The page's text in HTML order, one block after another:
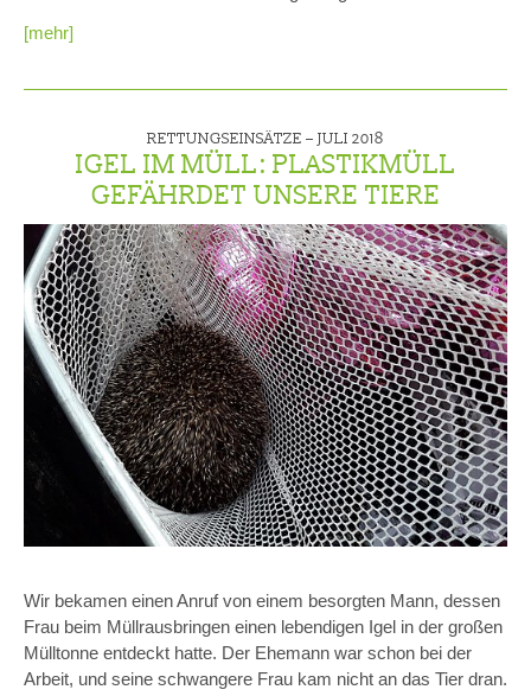
[mehr]
RETTUNGSEINSÄTZE – JULI 2018
IGEL IM MÜLL: PLASTIKMÜLL
GEFÄHRDET UNSERE TIERE
Wir bekamen einen Anruf von einem besorgten Mann, dessen
Frau beim Müllrausbringen einen lebendigen Igel in der großen
Mülltonne entdeckt hatte. Der Ehemann war schon bei der
Arbeit, und seine schwangere Frau kam nicht an das Tier dran.